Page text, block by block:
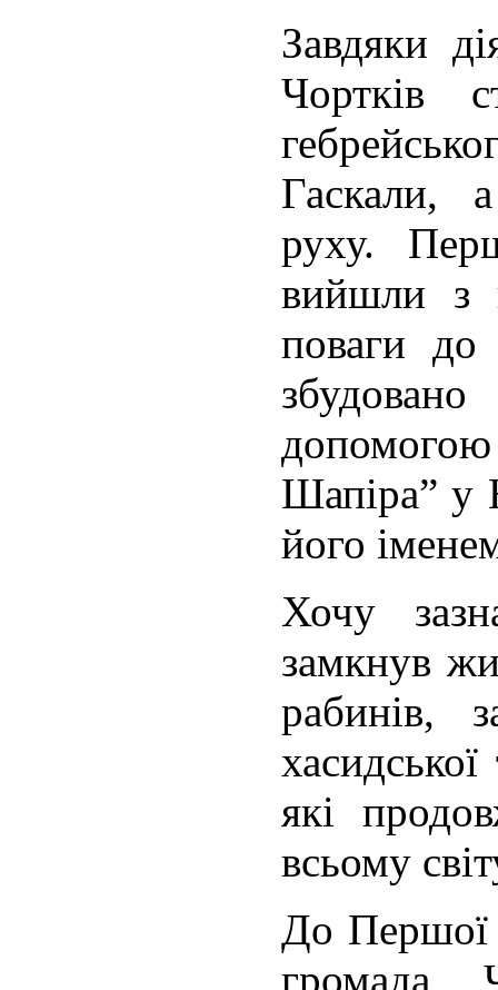
Завдяки
Чортків
Гаскали,
руху.
вийшли з
поваги до
Шапіра” у
його
Хочу
замкнув
рабинів,
хасидської
які
всьому
До Першої
громада